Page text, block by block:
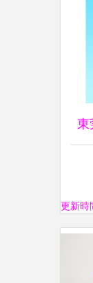
東
更新時